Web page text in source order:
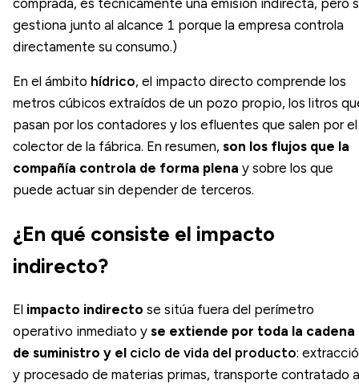
gestiona junto al alcance 1 porque la empresa controla
directamente su consumo.)
En el ámbito hídrico, el impacto directo comprende los
metros cúbicos extraídos de un pozo propio, los litros
pasan por los contadores y los efluentes que salen por el
colector de la fábrica. En resumen, son los flujos que la
compañía controla de forma plena y sobre los que
puede actuar sin depender de terceros.
¿En qué consiste el impacto
indirecto?
El impacto indirecto se sitúa fuera del perímetro
operativo inmediato y se extiende por toda la cadena
de suministro y el ciclo de vida del producto:
y procesado de materias primas, transporte contratado a